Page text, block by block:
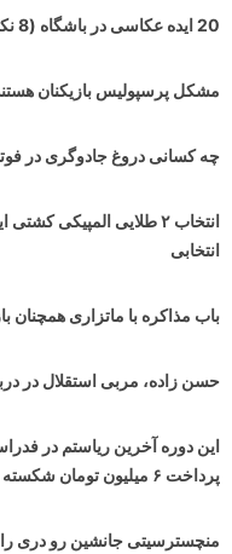
20 ایده عکاسی در باشگاه (8 نکته مهم هنگام عکاسی)
مشکل پرسپولیس بازیکنان
چه کسانی دروغ جادوگری در
انتخاب ۲ طلایی المپیکی
انتخابی
باب مذاکره با ماتزاری همچنان
حسن زاده، مربی استقلال در
این دوره آخرین ریاستم در
پرداخت ۶ میلیون تومان شکسته شد
منچسترسیتی جانشین رو دری